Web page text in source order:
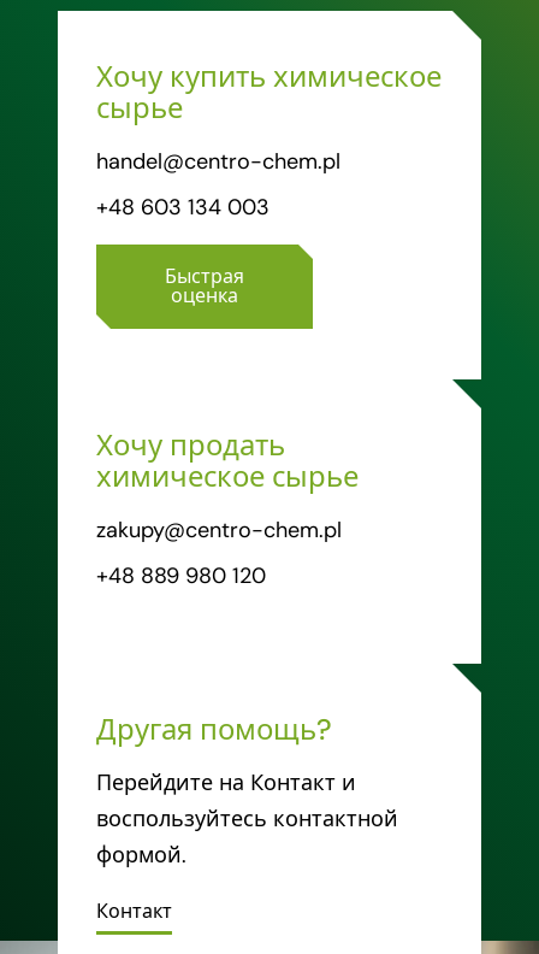
Хочу купить химическое
сырье
handel@centro-chem.pl
+48 603 134 003
Быстрая
оценка
Хочу продать
химическое сырье
zakupy@centro-chem.pl
+48 889 980 120
Другая помощь?
Перейдите на Контакт и
воспользуйтесь контактной
формой.
Контакт